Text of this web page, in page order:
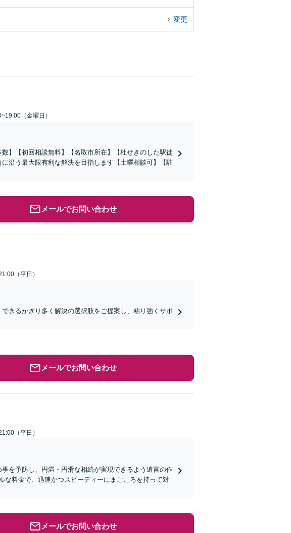
変更
（金曜日）
】【初回相談無料】【名取市所在】【杜せきのした駅徒
沿う最大限有利な解決を目指します【土曜相談可】【駐
メールでお問い合わせ
（平日）
きるかぎり多く解決の選択肢をご提案し、粘り強くサポ
メールでお問い合わせ
（平日）
を予防し、円満・円滑な相続が実現できるよう遺言の作
な料金で、迅速かつスピーディーにまごころを持って対
メールでお問い合わせ